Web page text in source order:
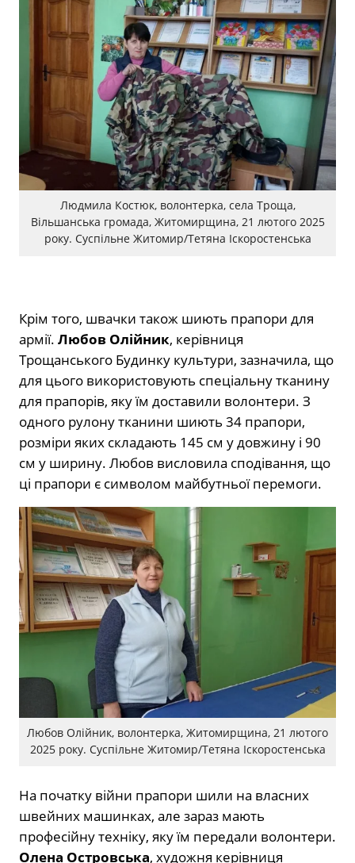
Людмила Костюк, волонтерка, села Троща,
Вільшанська громада, Житомирщина, 21 лютого 2025
року. Суспільне Житомир/Тетяна Іскоростенська
Крім того, швачки також шиють прапори для
армії. Любов Олійник, керівниця
Трощанського Будинку культури, зазначила, що
для цього використовують спеціальну тканину
для прапорів, яку їм доставили волонтери. З
одного рулону тканини шиють 34 прапори,
розміри яких складають 145 см у довжину і 90
см у ширину. Любов висловила сподівання, що
ці прапори є символом майбутньої перемоги.
Любов Олійник, волонтерка, Житомирщина, 21 лютого
2025 року. Суспільне Житомир/Тетяна Іскоростенська
На початку війни прапори шили на власних
швейних машинках, але зараз мають
професійну техніку, яку їм передали волонтери.
Олена Островська, художня керівниця